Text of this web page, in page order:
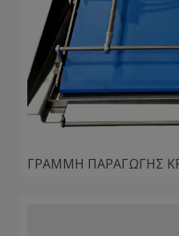
ΓΡΑΜΜΗ ΠΑΡΑΓΩΓΗΣ